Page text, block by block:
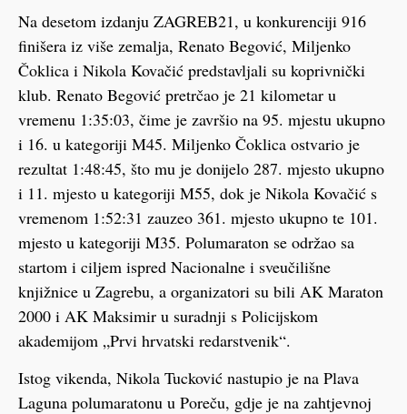
Na desetom izdanju ZAGREB21, u konkurenciji 916
finišera iz više zemalja, Renato Begović, Miljenko
Čoklica i Nikola Kovačić predstavljali su koprivnički
klub. Renato Begović pretrčao je 21 kilometar u
vremenu 1:35:03, čime je završio na 95. mjestu ukupno
i 16. u kategoriji M45. Miljenko Čoklica ostvario je
rezultat 1:48:45, što mu je donijelo 287. mjesto ukupno
i 11. mjesto u kategoriji M55, dok je Nikola Kovačić s
vremenom 1:52:31 zauzeo 361. mjesto ukupno te 101.
mjesto u kategoriji M35. Polumaraton se održao sa
startom i ciljem ispred Nacionalne i sveučilišne
knjižnice u Zagrebu, a organizatori su bili AK Maraton
2000 i AK Maksimir u suradnji s Policijskom
akademijom „Prvi hrvatski redarstvenik“.
Istog vikenda, Nikola Tucković nastupio je na Plava
Laguna polumaratonu u Poreču, gdje je na zahtjevnoj